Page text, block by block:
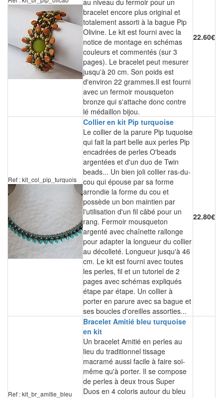
au niveau du fermoir pour un
bracelet encore plus original et
totalement assorti à la bague Pip
Olivine. Le kit est fourni avec la
notice de montage en schémas
couleurs et commentés (sur 3
pages). Le bracelet peut mesurer
jusqu'à 20 cm. Son poids est
d'environ 22 grammes.Il est fourni
avec un fermoir mousqueton
bronze qui s'attache donc contre
lé médaillon bijou.
22.60€
Ref : kit_col_pip_turquois
Collier en kit Pip turquoise
Le collier de la parure Pip tuquoise
qui fait la part belle aux perles Pip
encadrées de perles O'beads
argentées et d'un duo de Twin
beads... Un bien joli collier ras-du-
cou qui épouse par sa forme
arrondie la forme du cou et
possède un bon maintien par
l'utilisation d'un fil câbé pour un
rang. Fermoir mousqueton
argenté avec chaînette rallonge
pour adapter la longueur du collier
au décolleté. Longueur jusqu'à 46
cm. Le kit est fourni avec toutes
les perles, fil et un tutoriel de 2
pages avec schémas expliqués
étape par étape. Un collier à
porter en parure avec sa bague et
ses boucles d'oreilles assorties...
22.80€
Ref : kit_br_amitie_bleu
Bracelet Amitié bleu turquoise
en kit
Un bracelet Amitié en perles au
lieu du traditionnel tissage
macramé aussi facile à faire soi-
même qu'à porter. Il se compose
de perles à deux trous Super
Duos en 4 coloris autour du bleu